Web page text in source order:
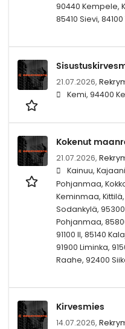
90440 Kempele,
85410 Sievi,
21.07.2026,
Kemi, 94400
Kokenut
21.07.2026,
Kainuu,
Pohjanmaa,
Keminmaa,
Sodankylä,
Pohjanmaa,
91100 II, 85140
91900 Liminka,
Raahe, 92400
Kirvesmies
14.07.2026,